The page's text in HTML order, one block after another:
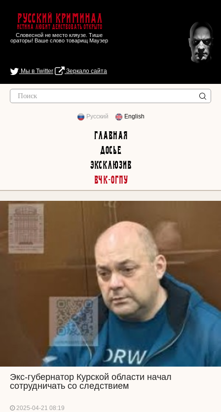
Русский Криминал
Истина любит действовать открыто
Словесной не место кляузе. Тише
ораторы! Ваше слово товарищ Маузер
Мы в Twitter Зеркало сайта
Русский English
Главная
Досье
Эксклюзив
ВЧК-ОГПУ
Экс-губернатор Курской области начал
сотрудничать со следствием
2025-04-21 08:19